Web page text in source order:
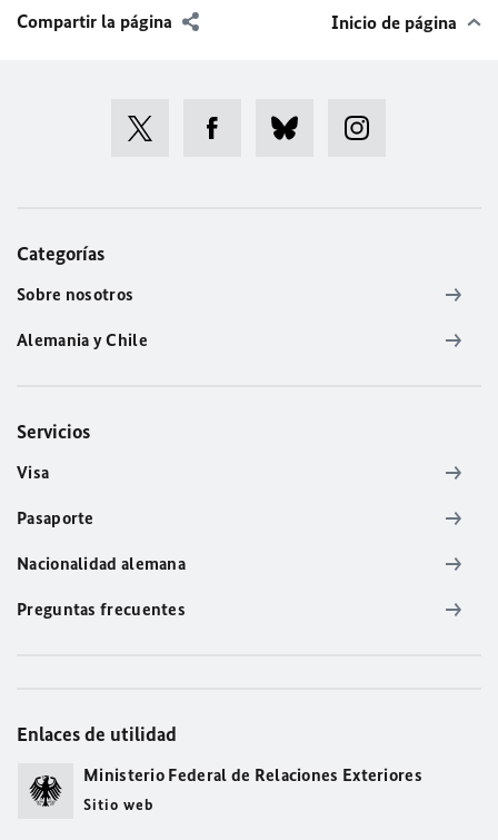
Compartir la página Inicio de página
Categorías
Sobre nosotros
Alemania y Chile
Servicios
Visa
Pasaporte
Nacionalidad alemana
Preguntas frecuentes
Enlaces de utilidad
Ministerio Federal de Relaciones Exteriores
Sitio web